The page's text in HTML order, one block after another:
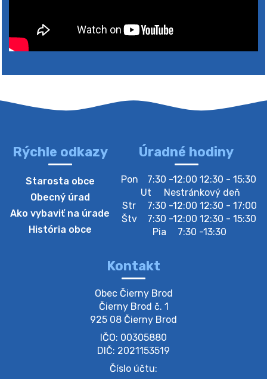
Rýchle odkazy
Starosta obce
Obecný úrad
Ako vybaviť na úrade
História obce
Úradné hodiny
Pon
7:30 -12:00 12:30 - 15:30
Ut
Nestránkový deň
Str
7:30 -12:00 12:30 - 17:00
Štv
7:30 -12:00 12:30 - 15:30
Pia
7:30 -13:30
Kontakt
Obec Čierny Brod
Čierny Brod č. 1
925 08 Čierny Brod
IČO: 00305880
DIČ: 2021153519
Číslo účtu: